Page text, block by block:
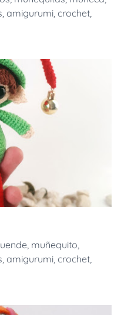
, amigurumi, crochet,
, muñequito,
, amigurumi, crochet,